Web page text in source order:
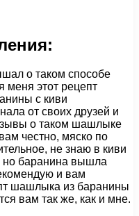
о таком способе
меня этот рецепт
с киви
от своих друзей и
о таком шашлыке
честно, мяско по
не знаю в киви
но баранина вышла
и вам
шашлыка из баранины
вам так же, как и мне.